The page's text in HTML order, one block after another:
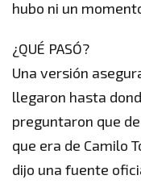
hubo ni un
¿QUÉ PASÓ?
Una versión
llegaron hasta
preguntaron que
que era de Camilo
dijo una fuente